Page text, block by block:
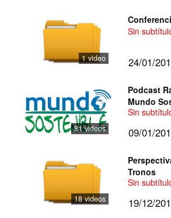
1 video
Sin
24/01/
81 videos
Podcast
Mundo
Sin
09/01/
18 videos
Tronos
Sin
19/12/